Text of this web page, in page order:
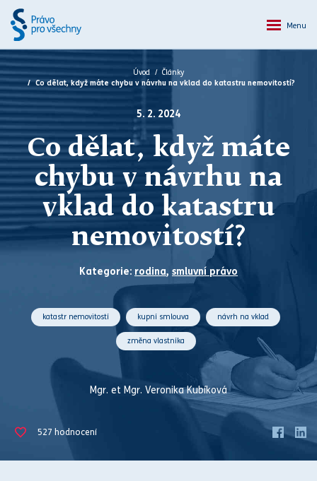
Menu
Úvod
Články
Co dělat, když máte chybu v návrhu na vklad do katastru nemovitostí?
5. 2. 2024
Co dělat, když máte
chybu v návrhu na
vklad do katastru
nemovitostí?
Kategorie: rodina, smluvní právo
katastr nemovitostí kupní smlouva návrh na vklad
změna vlastníka
Mgr. et Mgr. Veronika Kubíková
527 hodnocení